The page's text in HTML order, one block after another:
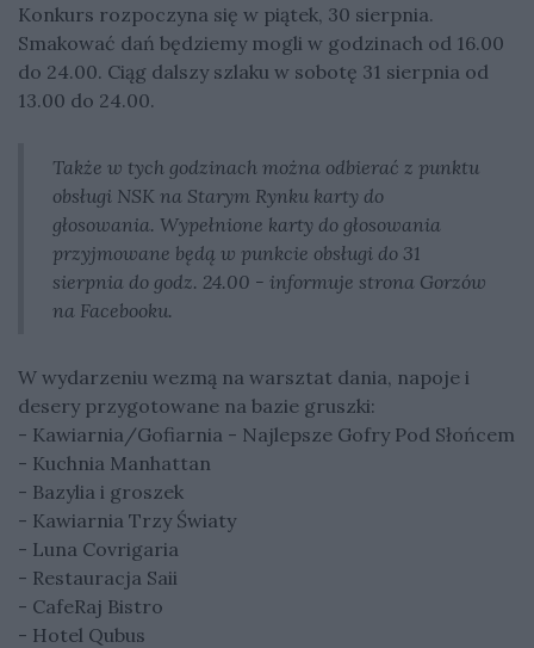
Konkurs rozpoczyna się w piątek, 30 sierpnia.
Smakować dań będziemy mogli w godzinach od 16.00
do 24.00. Ciąg dalszy szlaku w sobotę 31 sierpnia od
13.00 do 24.00.
Także w tych godzinach można odbierać z punktu
obsługi NSK na Starym Rynku karty do
głosowania. Wypełnione karty do głosowania
przyjmowane będą w punkcie obsługi do 31
sierpnia do godz. 24.00 - informuje strona Gorzów
na Facebooku.
W wydarzeniu wezmą na warsztat dania, napoje i
desery przygotowane na bazie gruszki:
- Kawiarnia/Gofiarnia - Najlepsze Gofry Pod Słońcem
- Kuchnia Manhattan
- Bazylia i groszek
- Kawiarnia Trzy Światy
- Luna Covrigaria
- Restauracja Saii
- CafeRaj Bistro
- Hotel Qubus